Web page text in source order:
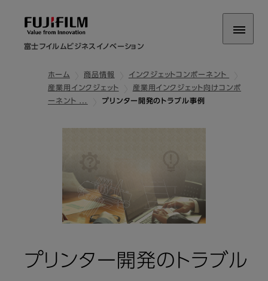
富士フイルムビジネスイノベーション
ホーム 商品情報
インクジェットコンポーネント
産業用インクジェット
産業用インクジェット向けコンポ
ーネント …
プリンター開発のトラブル事例
プリンター開発のトラブル